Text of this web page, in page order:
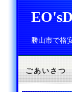
勝山市で格
ごあいさつ